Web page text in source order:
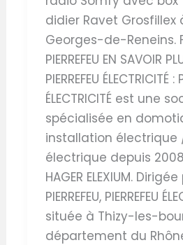
didier Ravet Grosfillex
Georges-de-Reneins.
PIERREFEU EN SAVOIR
PIERREFEU ÉLECTRICITÉ :
ÉLECTRICITÉ est une
spécialisée en
installation
électrique depuis
HAGER ELEXIUM.
PIERREFEU, PIERREFEU
située à Thizy-les-
département du